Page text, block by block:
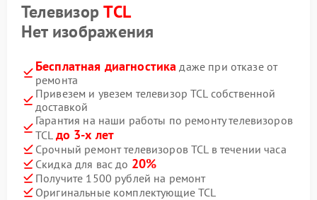
ТелевизорTCL
Нет изображения
Бесплатная диагностика даже при отказе от
ремонта
Привезем и увезем телевизор TCL собственной
доставкой
Гарантия на наши работы по ремонту телевизоров
TCL до 3-х лет
Срочный ремонт телевизоров TCL в течении часа
Скидка для вас до 20%
Получите 1500 рублей на ремонт
Оригинальные комплектующие TCL